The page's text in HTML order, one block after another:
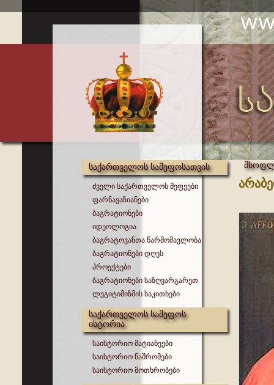
საქართველოს სამეფოსათვის
ძველი საქართველოს მეფეები
ფარნავაზიანები
ბაგრატიონები
იდეოლოგია
ბაგრატოვანთა წარმომავლობა
ბაგრატიონები დღეს
პროექტები
ბაგრატიონები საზღვარგარეთ
ლეგიტიმიზმის საკითხები
საქართველოს სამეფოს
ისტორია
საისტორიო მატიანეები
საისტორიო ნაშრომები
საისტორიო მოთხრობები